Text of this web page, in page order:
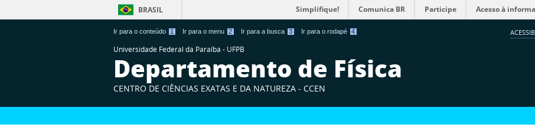
Ir para o conteúdo 1 Ir para o menu 2 Ir para a busca 3 Ir para o rodapé 4
BRASIL Simplifique! Comunica BR Participe Acesso à
Universidade Federal da Paraíba - UFPB
Departamento de Física
CENTRO DE CIÊNCIAS EXATAS E DA NATUREZA - CCEN